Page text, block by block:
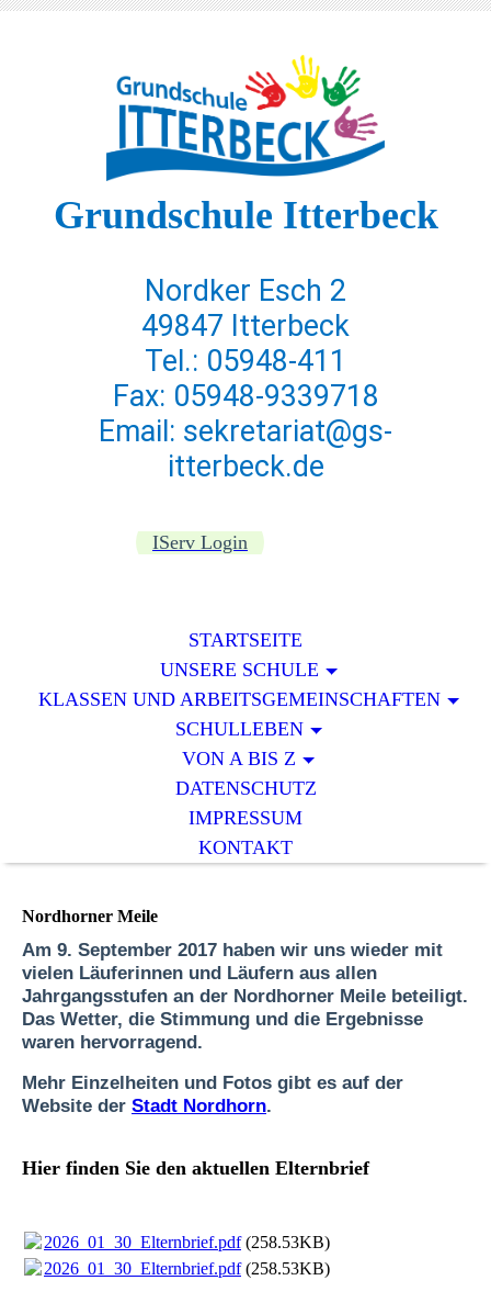
Grundschule Itterbeck
Nordker Esch 2
49847 Itterbeck
Tel.: 05948-411
Fax: 05948-9339718
Email: sekretariat@gs-
itterbeck.de
IServ Login
STARTSEITE
UNSERE SCHULE
KLASSEN UND ARBEITSGEMEINSCHAFTEN
SCHULLEBEN
VON A BIS Z
DATENSCHUTZ
IMPRESSUM
KONTAKT
Nordhorner Meile
Am 9. September 2017 haben wir uns wieder mit
vielen Läuferinnen und Läufern aus allen
Jahrgangsstufen an der Nordhorner Meile beteiligt.
Das Wetter, die Stimmung und die Ergebnisse
waren hervorragend.
Mehr Einzelheiten und Fotos gibt es auf der
Website der Stadt Nordhorn.
Hier finden Sie den aktuellen Elternbrief
2026_01_30_Elternbrief.pdf(258.53KB)
2026_01_30_Elternbrief.pdf(258.53KB)